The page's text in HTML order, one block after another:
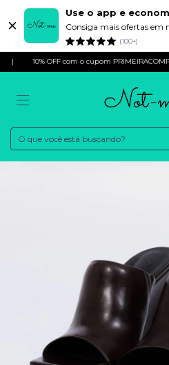
Use o app e
Consiga mais ofertas em
(100+)
OFF com o cupom PRIMEIRACOMPRA |